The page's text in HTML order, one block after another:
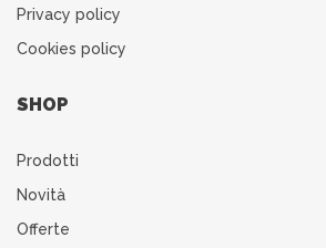
Privacy policy
Cookies policy
SHOP
Prodotti
Novità
Offerte